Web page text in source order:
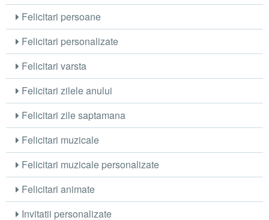
Felicitari persoane
Felicitari personalizate
Felicitari varsta
Felicitari zilele anului
Felicitari zile saptamana
Felicitari muzicale
Felicitari muzicale personalizate
Felicitari animate
Invitatii personalizate